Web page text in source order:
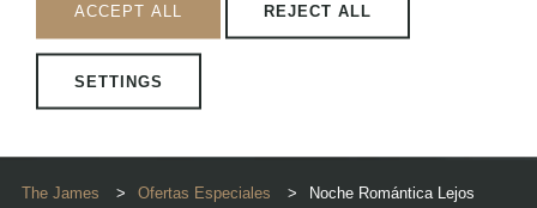
The James > Ofertas Especiales > Noche Romántica Lejos
ACCEPT ALL REJECT ALL
SETTINGS